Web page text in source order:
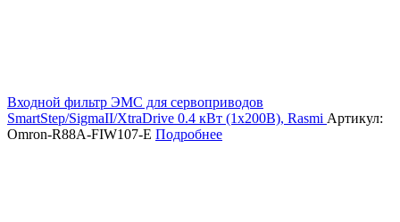
Входной фильтр ЭМС для сервоприводов
SmartStep/SigmaII/XtraDrive 0.4 кВт (1х200В), Rasmi Артикул:
Omron-R88A-FIW107-E Подробнее